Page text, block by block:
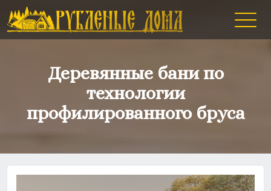
Деревянные бани по
технологии
профилированного бруса